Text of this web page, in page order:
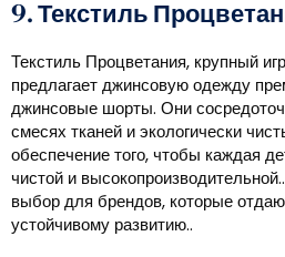
9. Текстиль
Текстиль Процветания, крупный
предлагает джинсовую одежду
джинсовые шорты. Они
смесях тканей и экологически
обеспечение того, чтобы каждая
чистой и
выбор для брендов, которые
устойчивому развитию..